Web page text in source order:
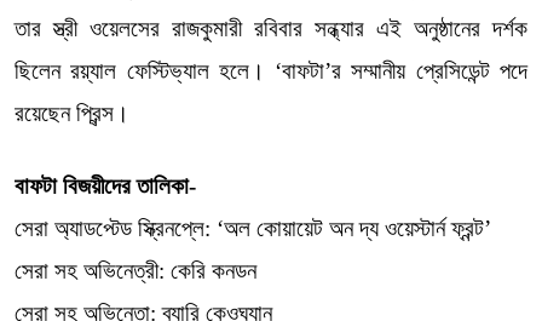
তার স্ত্রী ওয়েলসের রাজকুমারী রবিবার সন্ধ্যার এই অনুষ্ঠানের দর্শক
ছিলেন রয়্যাল ফেস্টিভ্যাল হলে। ‘বাফটা’র সম্মানীয় প্রেসিডেন্ট পদে
রয়েছেন প্রিন্স।
বাফটা বিজয়ীদের তালিকা-
সেরা অ্যাডপ্টেড স্ক্রিনপ্লে: ‘অল কোয়ায়েট অন দ্য ওয়েস্টার্ন ফ্রন্ট’
সেরা সহ অভিনেত্রী: কেরি কনডন
সেরা সহ অভিনেতা: ব্যারি কেওঘ্যান